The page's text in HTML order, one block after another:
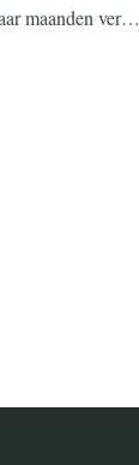
maanden ver…